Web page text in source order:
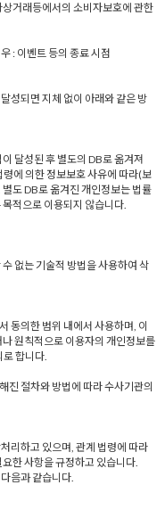
거래등에서의 소비자보호에 관한
: 이벤트 등의 종료 시점
성되면 지체 없이 아래와 같은 방
달성된 후 별도의 DB로 옮겨져
에 의한 정보보호 사유에 따라(보
도 DB로 옮겨진 개인정보는 법률
적으로 이용되지 않습니다.
없는 기술적 방법을 사용하여 삭
동의한 범위 내에서 사용하며, 이
원칙적으로 이용자의 개인정보를
로 합니다.
진 절차와 방법에 따라 수사기관의
리하고 있으며, 관계 법령에 따라
한 사항을 규정하고 있습니다.
음과 같습니다.